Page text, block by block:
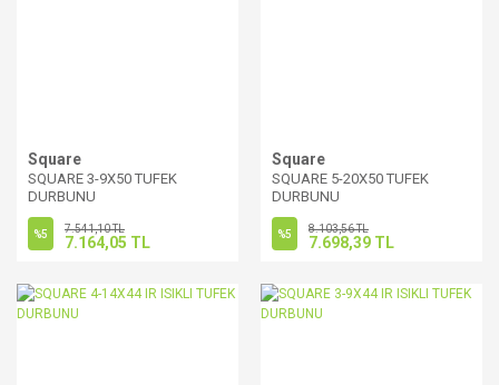
Square
SQUARE 3-9X50 TUFEK
DURBUNU
%5 7.541,10 TL
7.164,05 TL
Square
SQUARE 5-20X50 TUFEK
DURBUNU
%5 8.103,56 TL
7.698,39 TL